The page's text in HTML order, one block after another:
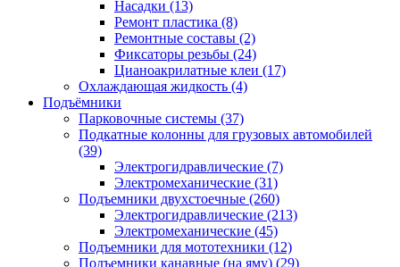
Насадки (13)
Ремонт пластика (8)
Ремонтные составы (2)
Фиксаторы резьбы (24)
Цианоакрилатные клеи (17)
Охлаждающая жидкость (4)
Подъёмники
Парковочные системы (37)
Подкатные колонны для грузовых автомобилей
(39)
Электрогидравлические (7)
Электромеханические (31)
Подъемники двухстоечные (260)
Электрогидравлические (213)
Электромеханические (45)
Подъемники для мототехники (12)
Подъемники канавные (на яму) (29)